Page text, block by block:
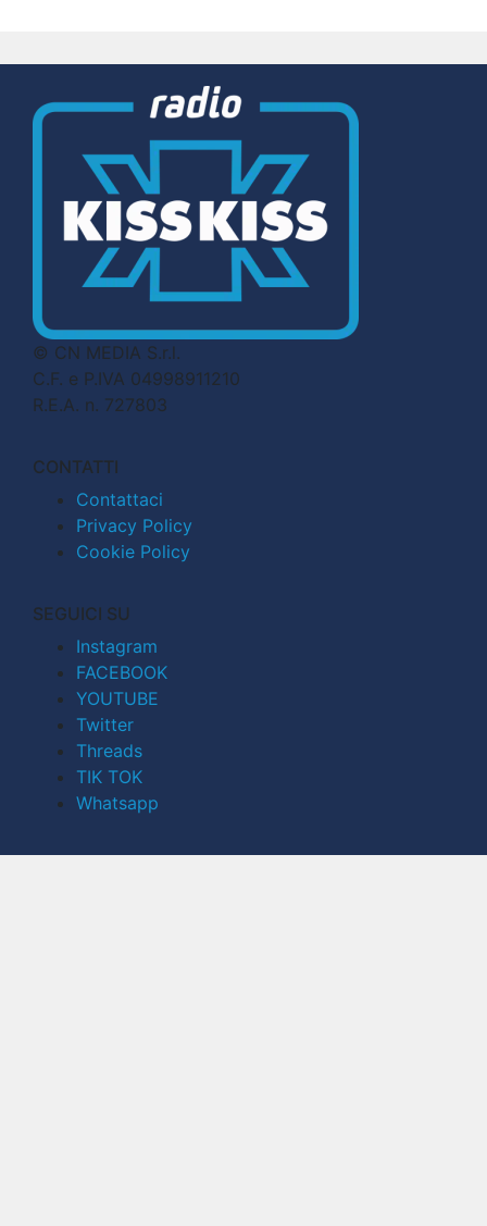
© CN MEDIA S.r.l.
C.F. e P.IVA 04998911210
R.E.A. n. 727803
CONTATTI
Contattaci
Privacy Policy
Cookie Policy
SEGUICI SU
Instagram
FACEBOOK
YOUTUBE
Twitter
Threads
TIK TOK
Whatsapp